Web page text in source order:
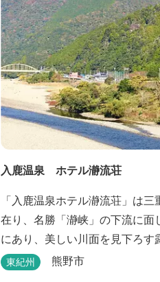
入鹿温泉 ホテル瀞流荘
「入鹿温泉ホテル瀞流荘」は
在り、名勝「瀞峡」の下流に面
にあり、美しい川面を見下ろす
静かにゆっくりとお過ごしいた
東紀州 熊野市